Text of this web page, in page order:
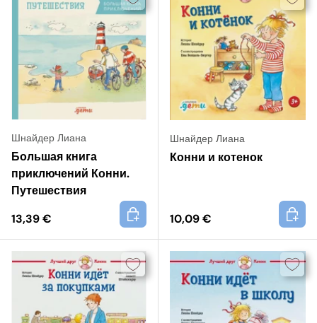
Шнайдер Лиана
Большая книга
приключений Конни.
Путешествия
13,39 €
+
Шнайдер Лиана
Конни и котенок
10,09 €
+